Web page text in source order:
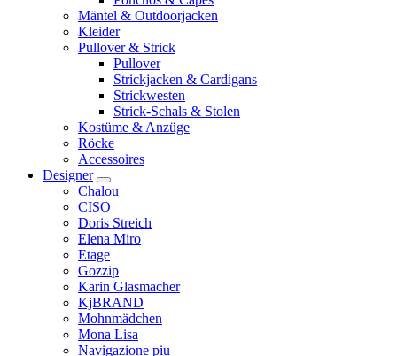
Mäntel & Outdoorjacken
Kleider
Pullover & Strick
Pullover
Strickjacken & Cardigans
Strickwesten
Strick-Schals & Stolen
Kostüme & Anzüge
Röcke
Accessoires
Designer
Chalou
CISO
Doris Streich
Elena Miro
Etage
Gozzip
Karin Glasmacher
KjBRAND
Mohnmädchen
Mona Lisa
Navigazione piu